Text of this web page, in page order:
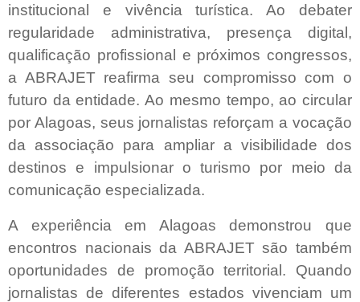
institucional e vivência turística. Ao debater
regularidade administrativa, presença digital,
qualificação profissional e próximos congressos,
a ABRAJET reafirma seu compromisso com o
futuro da entidade. Ao mesmo tempo, ao circular
por Alagoas, seus jornalistas reforçam a vocação
da associação para ampliar a visibilidade dos
destinos e impulsionar o turismo por meio da
comunicação especializada.
A experiência em Alagoas demonstrou que
encontros nacionais da ABRAJET são também
oportunidades de promoção territorial. Quando
jornalistas de diferentes estados vivenciam um